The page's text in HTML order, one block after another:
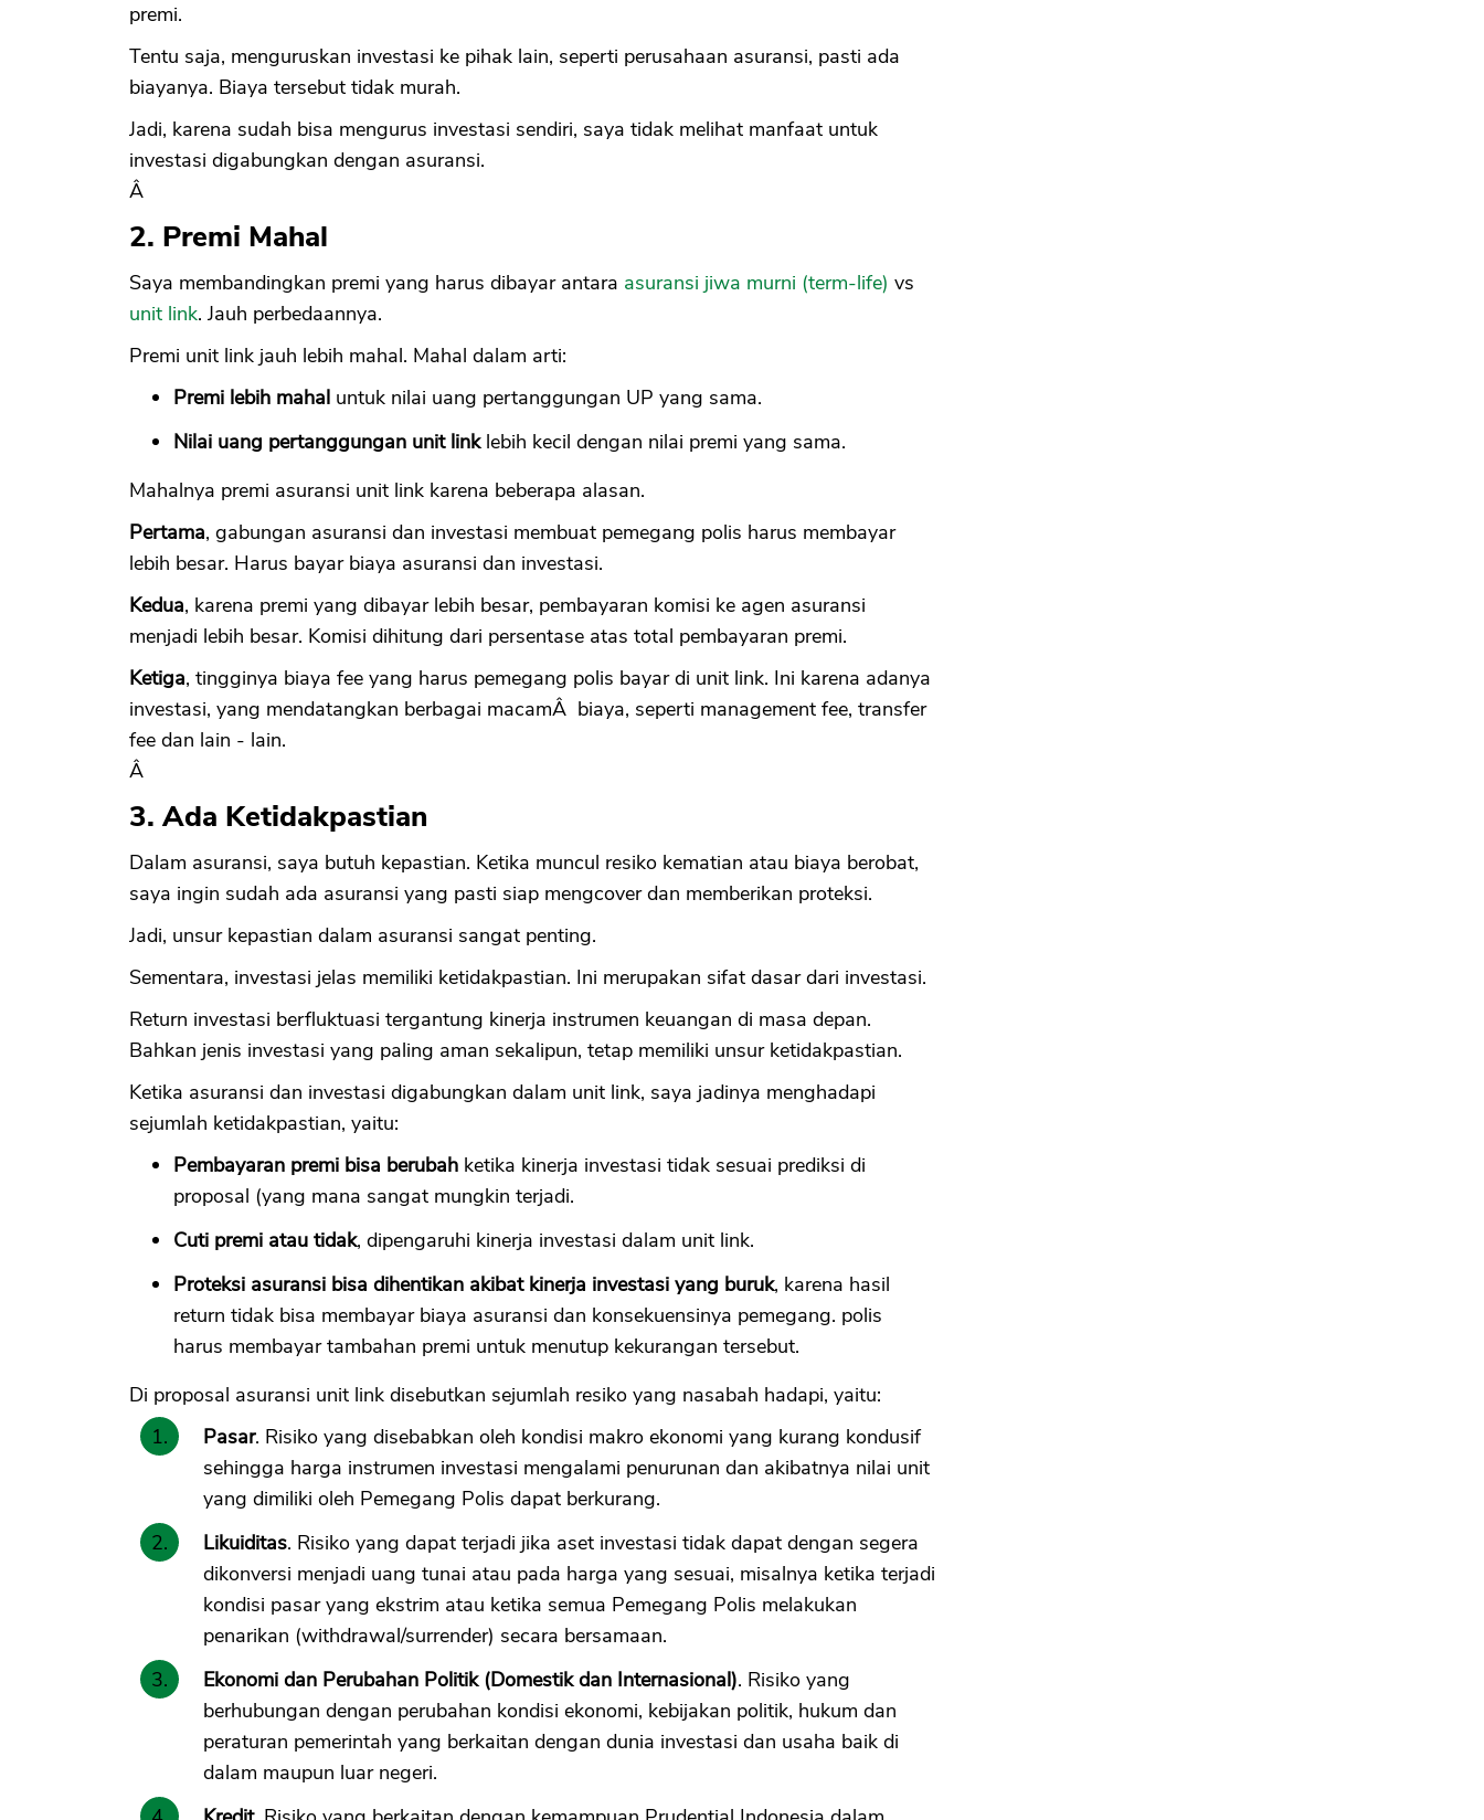
premi.
Tentu saja, menguruskan investasi ke pihak lain, seperti perusahaan asuransi, pasti ada
biayanya. Biaya tersebut tidak murah.
Jadi, karena sudah bisa mengurus investasi sendiri, saya tidak melihat manfaat untuk
investasi digabungkan dengan asuransi.
Â
2. Premi Mahal
Saya membandingkan premi yang harus dibayar antara asuransi jiwa murni (term-life) vs
unit link. Jauh perbedaannya.
Premi unit link jauh lebih mahal. Mahal dalam arti:
Premi lebih mahal untuk nilai uang pertanggungan UP yang sama.
Nilai uang pertanggungan unit linklebih kecil dengan nilai premi yang sama.
Mahalnya premi asuransi unit link karena beberapa alasan.
Pertama, gabungan asuransi dan investasi membuat pemegang polis harus membayar
lebih besar. Harus bayar biaya asuransi dan investasi.
Kedua, karena premi yang dibayar lebih besar, pembayaran komisi ke agen asuransi
menjadi lebih besar. Komisi dihitung dari persentase atas total pembayaran premi.
Ketiga, tingginya biaya fee yang harus pemegang polis bayar di unit link. Ini karena adanya
investasi, yang mendatangkan berbagai macamÂ biaya, seperti management fee, transfer
fee dan lain - lain.
Â
3. Ada Ketidakpastian
Dalam asuransi, saya butuh kepastian. Ketika muncul resiko kematian atau biaya berobat,
saya ingin sudah ada asuransi yang pasti siap mengcover dan memberikan proteksi.
Jadi, unsur kepastian dalam asuransi sangat penting.
Sementara, investasi jelas memiliki ketidakpastian. Ini merupakan sifat dasar dari investasi.
Return investasi berfluktuasi tergantung kinerja instrumen keuangan di masa depan.
Bahkan jenis investasi yang paling aman sekalipun, tetap memiliki unsur ketidakpastian.
Ketika asuransi dan investasi digabungkan dalam unit link, saya jadinya menghadapi
sejumlah ketidakpastian, yaitu:
Pembayaran premi bisa berubah ketika kinerja investasi tidak sesuai prediksi di
proposal (yang mana sangat mungkin terjadi.
Cuti premi atau tidak, dipengaruhi kinerja investasi dalam unit link.
Proteksi asuransi bisa dihentikan akibat kinerja investasi yang buruk, karena hasil
return tidak bisa membayar biaya asuransi dan konsekuensinya pemegang. polis
harus membayar tambahan premi untuk menutup kekurangan tersebut.
Di proposal asuransi unit link disebutkan sejumlah resiko yang nasabah hadapi, yaitu:
Pasar. Risiko yang disebabkan oleh kondisi makro ekonomi yang kurang kondusif
sehingga harga instrumen investasi mengalami penurunan dan akibatnya nilai unit
yang dimiliki oleh Pemegang Polis dapat berkurang.
Likuiditas. Risiko yang dapat terjadi jika aset investasi tidak dapat dengan segera
dikonversi menjadi uang tunai atau pada harga yang sesuai, misalnya ketika terjadi
kondisi pasar yang ekstrim atau ketika semua Pemegang Polis melakukan
penarikan (withdrawal/surrender) secara bersamaan.
Ekonomi dan Perubahan Politik (Domestik dan Internasional). Risiko yang
berhubungan dengan perubahan kondisi ekonomi, kebijakan politik, hukum dan
peraturan pemerintah yang berkaitan dengan dunia investasi dan usaha baik di
dalam maupun luar negeri.